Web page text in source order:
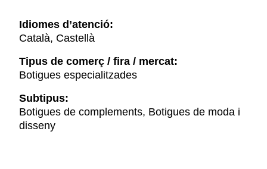
Idiomes d’atenció:
Català, Castellà
Tipus de comerç / fira / mercat:
Botigues especialitzades
Subtipus:
Botigues de complements, Botigues de moda i
disseny